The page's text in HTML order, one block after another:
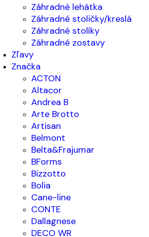
Záhradné lehátka
Záhradné stoličky/kreslá
Záhradné stolíky
Záhradné zostavy
Zľavy
Značka
ACTON
Altacor
Andrea B
Arte Brotto
Artisan
Belmont
Belta&Frajumar
BForms
Bizzotto
Bolia
Cane-line
CONTE
Dallagnese
DECO WR